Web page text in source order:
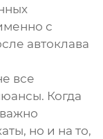
с
автоклава
все
Когда
но и на то,